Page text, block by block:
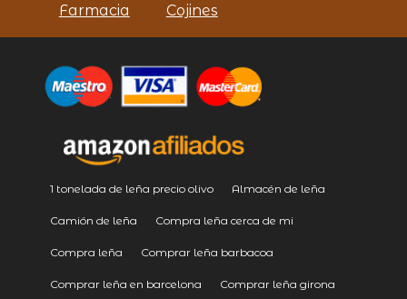
Farmacia Cojines
1 tonelada de leña precio olivo Almacén de leña
Camión de leña Compra leña cerca de mi
Compra leña Comprar leña barbacoa
Comprar leña en barcelona Comprar leña girona